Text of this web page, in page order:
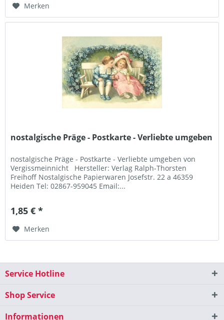
Merken
nostalgische Präge - Postkarte - Verliebte umgeben
nostalgische Präge - Postkarte - Verliebte umgeben von
Vergissmeinnicht Hersteller: Verlag Ralph-Thorsten
Freihoff Nostalgische Papierwaren Josefstr. 22 a 46359
Heiden Tel: 02867-959045 Email:...
1,85 € *
Merken
Service Hotline
Shop Service
Informationen